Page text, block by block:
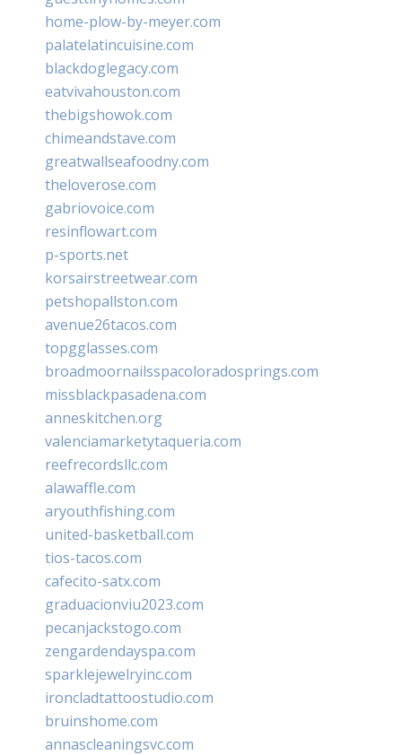
home-plow-by-meyer.com
palatelatincuisine.com
blackdoglegacy.com
eatvivahouston.com
thebigshowok.com
chimeandstave.com
greatwallseafoodny.com
theloverose.com
gabriovoice.com
resinflowart.com
p-sports.net
korsairstreetwear.com
petshopallston.com
avenue26tacos.com
topgglasses.com
broadmoornailsspacoloradosprings.com
missblackpasadena.com
anneskitchen.org
valenciamarketytaqueria.com
reefrecordsllc.com
alawaffle.com
aryouthfishing.com
united-basketball.com
tios-tacos.com
cafecito-satx.com
graduacionviu2023.com
pecanjackstogo.com
zengardendayspa.com
sparklejewelryinc.com
ironcladtattoostudio.com
bruinshome.com
annascleaningsvc.com